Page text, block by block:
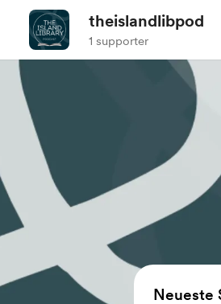
theislandlibpod
1 supporter
Neueste